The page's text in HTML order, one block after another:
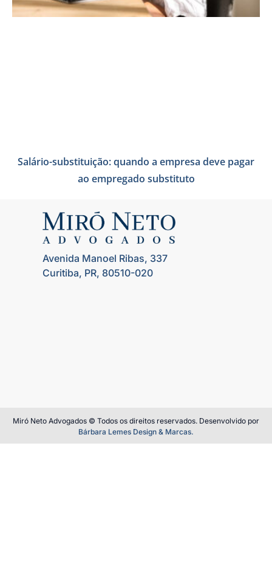
Salário-substituição: quando a empresa deve pagar
ao empregado substituto
Avenida Manoel Ribas, 337
Curitiba, PR, 80510-020
Miró Neto Advogados © Todos os direitos reservados. Desenvolvido por
Bárbara Lemes Design & Marcas.